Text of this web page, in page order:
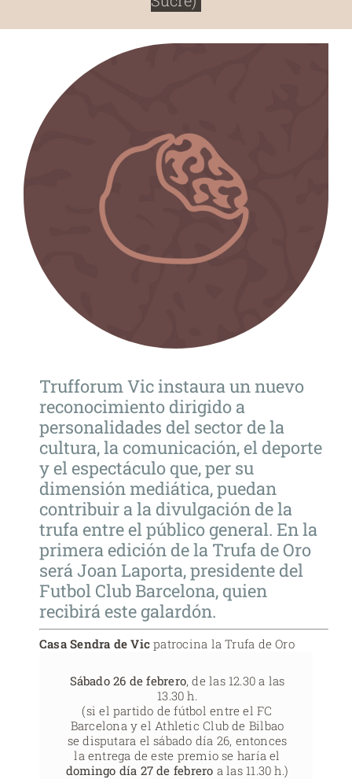
Trufforum Vic instaura un nuevo
reconocimiento dirigido a
personalidades del sector de la
cultura, la comunicación, el deporte
y el espectáculo que, per su
dimensión mediática, puedan
contribuir a la divulgación de la
trufa entre el público general. En la
primera edición de la Trufa de Oro
será Joan Laporta, presidente del
Futbol Club Barcelona, quien
recibirá este galardón.
Casa Sendra de Vicpatrocina la Trufa de Oro
Sábado 26 de febrero, de las 12.30 a las
13.30 h.
(si el partido de fútbol entre el FC
Barcelona y el Athletic Club de Bilbao
se disputara el sábado día 26, entonces
la entrega de este premio se haría el
domingo día 27 de febrero a las 11.30 h.)